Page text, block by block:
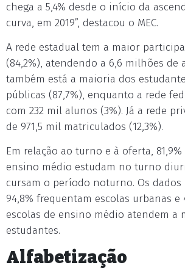
chega a 5,4% desde o início da
curva, em 2019”, destacou o MEC.
A rede estadual tem a maior
(84,2%), atendendo a 6,6 milhões de
também está a maioria dos
públicas (87,7%), enquanto a rede
com 232 mil alunos (3%). Já a rede
de 971,5 mil matriculados (12,3%).
Em relação ao turno e à oferta,
ensino médio estudam no turno
cursam o período noturno. Os
94,8% frequentam escolas urbanas e
escolas de ensino médio atendem a
estudantes.
Alfabetização